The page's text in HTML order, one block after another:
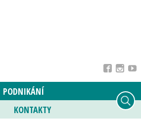
PODNIKÁNÍ
KONTAKTY